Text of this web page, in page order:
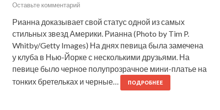
Оставьте комментарий
Рианна доказывает свой статус одной из самых
стильных звезд Америки. Рианна (Photo by Tim P.
Whitby/Getty Images) На днях певица была замечена
у клуба в Нью-Йорке с несколькими друзьями. На
певице было черное полупрозрачное мини-платье на
тонких бретельках и черные…
ПОДРОБНЕЕ